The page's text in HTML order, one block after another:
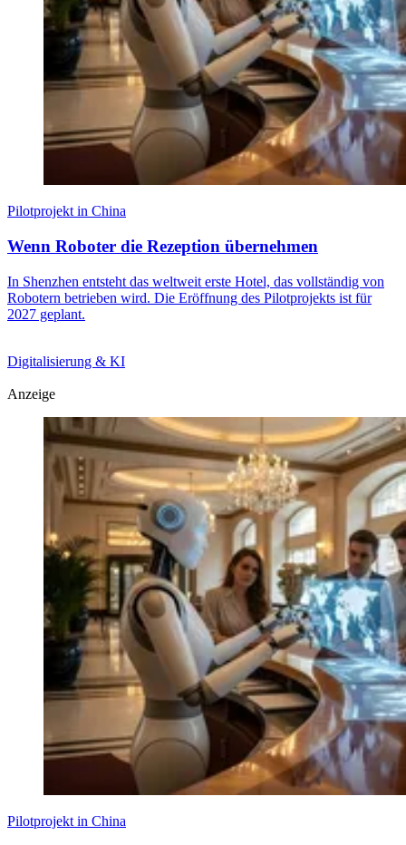
Pilotprojekt in China
Wenn Roboter die Rezeption übernehmen
In Shenzhen entsteht das weltweit erste Hotel, das vollständig von
Robotern betrieben wird. Die Eröffnung des Pilotprojekts ist für
2027 geplant.
Digitalisierung & KI
Anzeige
Pilotprojekt in China